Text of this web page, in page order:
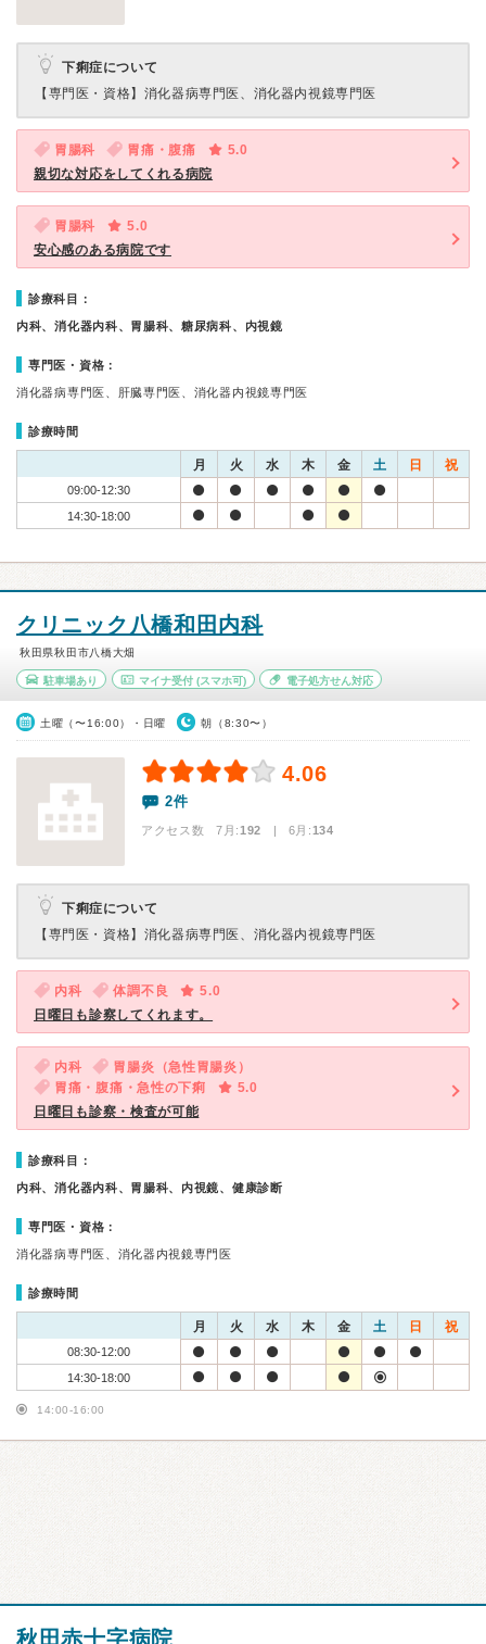
下痢症について
【専門医・資格】 消化器病専門医、消化器内視鏡専門医
胃腸科 胃痛・腹痛
5.0
親切な対応をしてくれる病院
胃腸科
5.0
安心感のある病院です
診療科目：
内科、消化器内科、胃腸科、糖尿病科、内視鏡
専門医・資格：
消化器病専門医、肝臓専門医、消化器内視鏡専門医
診療時間
月 火 水 木 金 土 日 祝
09:00-12:30
14:30-18:00
クリニック八橋和田内科
秋田県秋田市八橋大畑
駐車場あり マイナ受付(スマホ可) 電子処方せん対応
土曜（〜16:00）・日曜 朝（8:30〜）
4.06
2件
アクセス数 7月:192 | 6月:134
下痢症について
【専門医・資格】 消化器病専門医、消化器内視鏡専門医
内科 体調不良
5.0
日曜日も診察してくれます。
内科
胃腸炎（急性胃腸炎）
胃痛・腹痛・急性の下痢
5.0
日曜日も診察・検査が可能
診療科目：
内科、消化器内科、胃腸科、内視鏡、健康診断
専門医・資格：
消化器病専門医、消化器内視鏡専門医
診療時間
月 火 水 木 金 土 日 祝
08:30-12:00
14:30-18:00
14:00-16:00
秋田赤十字病院